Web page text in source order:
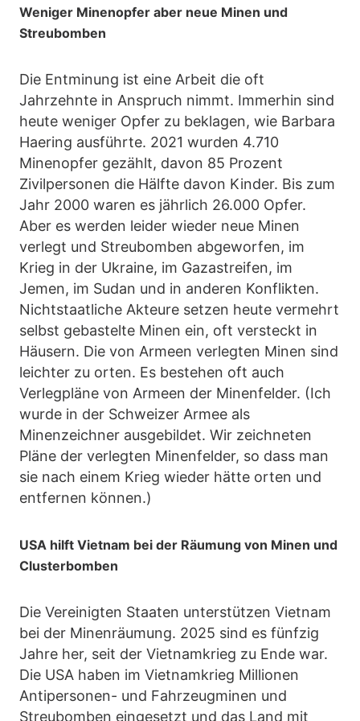
Weniger Minenopfer aber neue Minen und
Streubomben
Die Entminung ist eine Arbeit die oft
Jahrzehnte in Anspruch nimmt. Immerhin sind
heute weniger Opfer zu beklagen, wie Barbara
Haering ausführte. 2021 wurden 4.710
Minenopfer gezählt, davon 85 Prozent
Zivilpersonen die Hälfte davon Kinder. Bis zum
Jahr 2000 waren es jährlich 26.000 Opfer.
Aber es werden leider wieder neue Minen
verlegt und Streubomben abgeworfen, im
Krieg in der Ukraine, im Gazastreifen, im
Jemen, im Sudan und in anderen Konflikten.
Nichtstaatliche Akteure setzen heute vermehrt
selbst gebastelte Minen ein, oft versteckt in
Häusern. Die von Armeen verlegten Minen sind
leichter zu orten. Es bestehen oft auch
Verlegpläne von Armeen der Minenfelder. (Ich
wurde in der Schweizer Armee als
Minenzeichner ausgebildet. Wir zeichneten
Pläne der verlegten Minenfelder, so dass man
sie nach einem Krieg wieder hätte orten und
entfernen können.)
USA hilft Vietnam bei der Räumung von Minen und
Clusterbomben
Die Vereinigten Staaten unterstützen Vietnam
bei der Minenräumung. 2025 sind es fünfzig
Jahre her, seit der Vietnamkrieg zu Ende war.
Die USA haben im Vietnamkrieg Millionen
Antipersonen- und Fahrzeugminen und
Streubomben eingesetzt und das Land mit